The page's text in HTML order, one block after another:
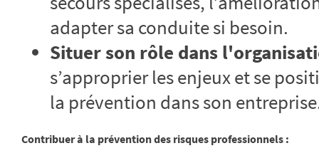
adapter sa conduite si besoin.
Situer son rôle dans
s’approprier les enjeux et se
la prévention dans son
Contribuer à la prévention des risques professionnels :